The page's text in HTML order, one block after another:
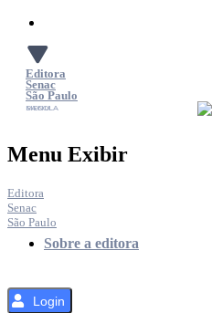
o
Conteúdo
Editora
Senac
São Paulo
SACOLA
MENU
Menu Exibir
Editora
Senac
São Paulo
Sobre a editora
Login